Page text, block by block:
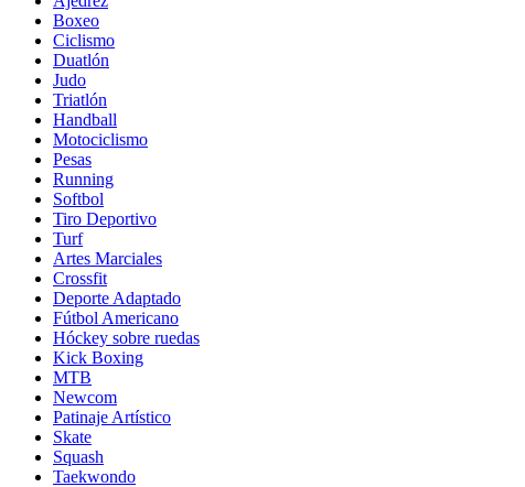
Boxeo
Ciclismo
Duatlón
Judo
Triatlón
Handball
Motociclismo
Pesas
Running
Softbol
Tiro Deportivo
Turf
Artes Marciales
Crossfit
Deporte Adaptado
Fútbol Americano
Hóckey sobre ruedas
Kick Boxing
MTB
Newcom
Patinaje Artístico
Skate
Squash
Taekwondo